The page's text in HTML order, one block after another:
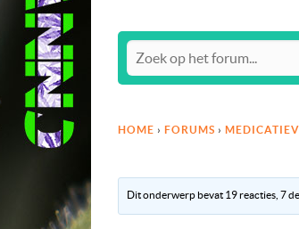
HOME › FORUMS ›
Dit onderwerp bevat 19 reacties, 7